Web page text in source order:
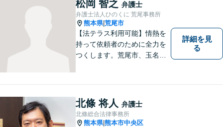
企業法務など幅広いお困りご
とに対応可能です！
松岡 智之 弁護士
弁護士法人ひのくに 荒尾事務所
熊本県|荒尾市
【法テラス利用可能】情熱を
持って依頼者のために全力を
つくします。荒尾市、玉名郡
能。個人、企業どちらの案件
にも対応可能ですのでお気軽
にご相談ください。【幅広い
案件のご相談可能】
詳細を見
る
北條 将人 弁護士
北條総合法律事務所
熊本県|熊本市中央区